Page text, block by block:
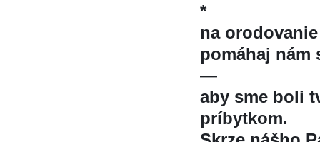
*
na
pomáhaj
—
aby sme boli
príbytkom.